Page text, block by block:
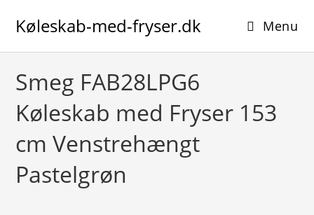
content
Køleskab-med-fryser.dk Menu
Smeg FAB28LPG6
Køleskab med Fryser 153
cm Venstrehængt
Pastelgrøn